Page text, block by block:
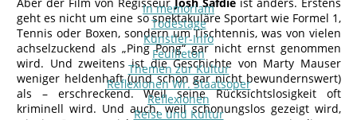
In memoriam
Todestage
Künstler-Info
Feuilleton
Themen zur Kultur
Reflexionen Wr. Staatsoper
Reflexionen
Reise und Kultur
geht es nicht um eine so spektakuläre Sportart wie Formel 1,
Tennis oder Boxen, sondern um Tischtennis, was von vielen
achselzuckend als „Ping Pong“ gar nicht ernst genommen
wird. Und zweitens ist die Geschichte von Marty Mauser
weniger heldenhaft (und schon gar nicht bewundernswert)
als – erschreckend. Weil seine Rücksichtslosigkeit oft
kriminell wird. Und auch, weil schonungslos gezeigt wird,